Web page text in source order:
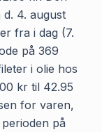
4. august
fra i dag (7.
på 369
i olie hos
kr til 42.95
for varen,
på